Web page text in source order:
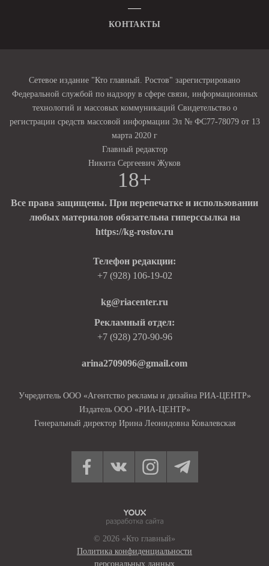
КОНТАКТЫ
Сетевое издание "Кто главный. Ростов" зарегистрировано
Федеральной службой по надзору в сфере связи, информационных
технологий и массовых коммуникаций Свидетельство о
регистрации средств массовой информации Эл № ФС77-78079 от 13
марта 2020 г
Главный редактор
Никита Сергеевич Жуков
18+
Все права защищены. При перепечатке и использовании
любых материалов обязательна гиперссылка на
https://kg-rostov.ru
Телефон редакции:
+7 (928) 106-19-02
kg@riacenter.ru
Рекламный отдел:
+7 (928) 270-90-96
arina2709096@gmail.com
Учредитель ООО «Агентство рекламы и дизайна РИА-ЦЕНТР»
Издатель ООО «РИА-ЦЕНТР»
Генеральный директор Ирина Леонидовна Ковалевская
© 2026 «Кто главный»
Политика конфиденциальности
персональных данных